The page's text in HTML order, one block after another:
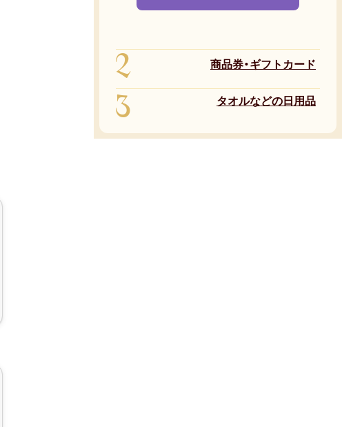
2 商品券・ギフトカード
3 タオルなどの日用品